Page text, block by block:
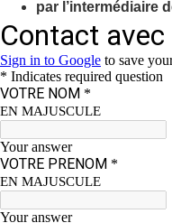
par l’intermédiaire